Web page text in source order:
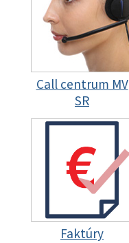
Call centrum MV
SR
Faktúry